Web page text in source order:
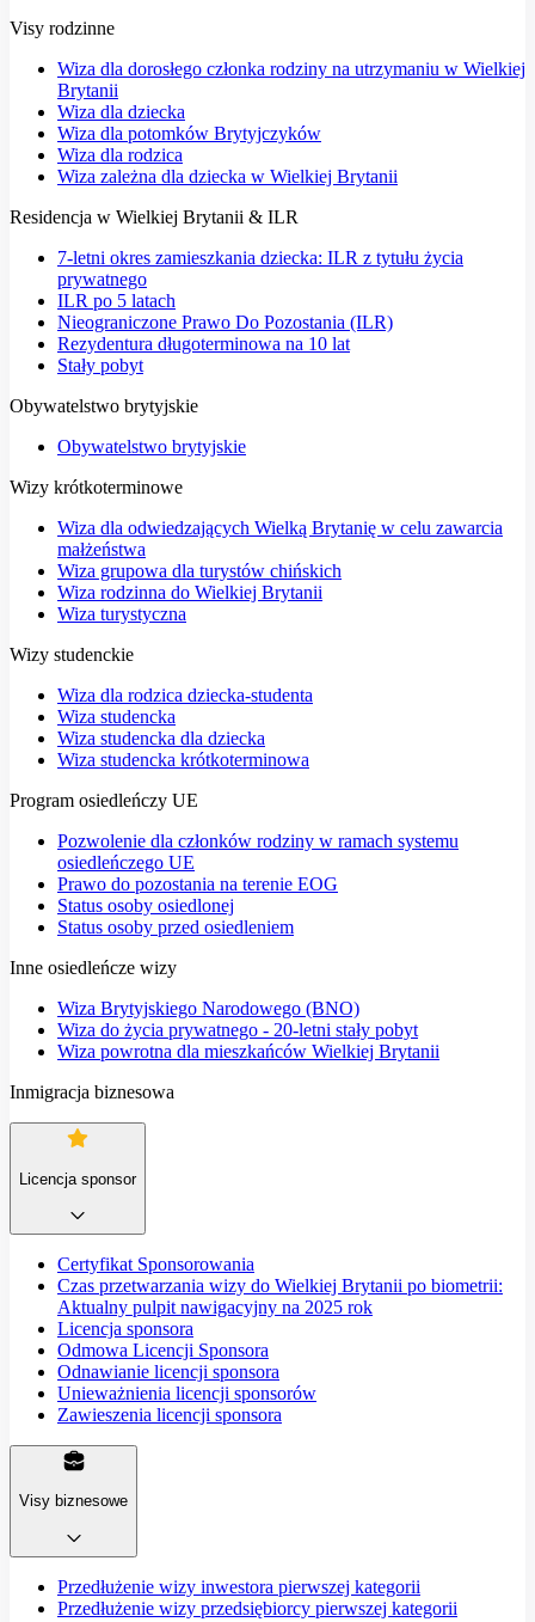
Visy rodzinne
Wiza dla dorosłego członka rodziny na utrzymaniu w Wielkiej
Brytanii
Wiza dla dziecka
Wiza dla potomków Brytyjczyków
Wiza dla rodzica
Wiza zależna dla dziecka w Wielkiej Brytanii
Residencja w Wielkiej Brytanii & ILR
7-letni okres zamieszkania dziecka: ILR z tytułu życia
prywatnego
ILR po 5 latach
Nieograniczone Prawo Do Pozostania (ILR)
Rezydentura długoterminowa na 10 lat
Stały pobyt
Obywatelstwo brytyjskie
Obywatelstwo brytyjskie
Wizy krótkoterminowe
Wiza dla odwiedzających Wielką Brytanię w celu zawarcia
małżeństwa
Wiza grupowa dla turystów chińskich
Wiza rodzinna do Wielkiej Brytanii
Wiza turystyczna
Wizy studenckie
Wiza dla rodzica dziecka-studenta
Wiza studencka
Wiza studencka dla dziecka
Wiza studencka krótkoterminowa
Program osiedleńczy UE
Pozwolenie dla członków rodziny w ramach systemu
osiedleńczego UE
Prawo do pozostania na terenie EOG
Status osoby osiedlonej
Status osoby przed osiedleniem
Inne osiedleńcze wizy
Wiza Brytyjskiego Narodowego (BNO)
Wiza do życia prywatnego - 20-letni stały pobyt
Wiza powrotna dla mieszkańców Wielkiej Brytanii
Inmigracja biznesowa
Licencja sponsor
Certyfikat Sponsorowania
Czas przetwarzania wizy do Wielkiej Brytanii po biometrii:
Aktualny pulpit nawigacyjny na 2025 rok
Licencja sponsora
Odmowa Licencji Sponsora
Odnawianie licencji sponsora
Unieważnienia licencji sponsorów
Zawieszenia licencji sponsora
Visy biznesowe
Przedłużenie wizy inwestora pierwszej kategorii
Przedłużenie wizy przedsiębiorcy pierwszej kategorii